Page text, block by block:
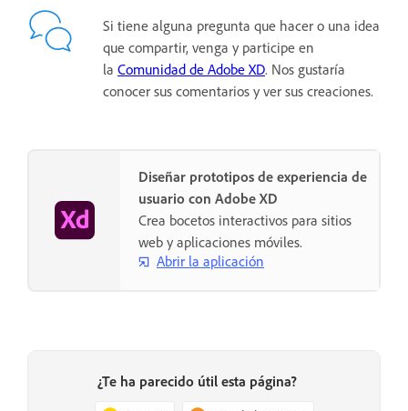
Si tiene alguna pregunta que hacer o una idea
que compartir, venga y participe en
la Comunidad de Adobe XD. Nos gustaría
conocer sus comentarios y ver sus creaciones.
Diseñar prototipos de experiencia de
usuario con Adobe XD
Crea bocetos interactivos para sitios
web y aplicaciones móviles.
Abrir la aplicación
¿Te ha parecido útil esta página?